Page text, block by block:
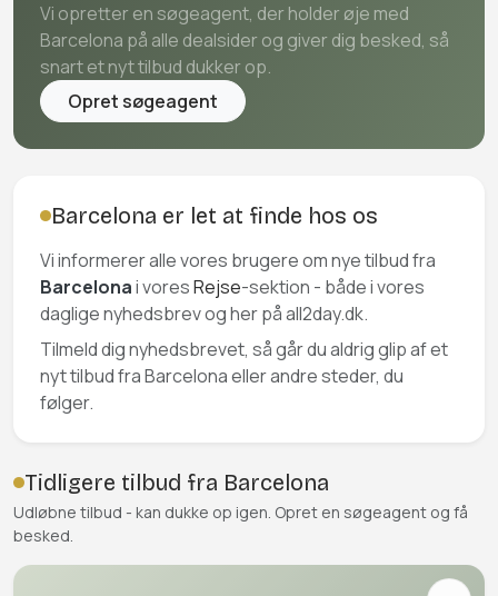
Vi opretter en søgeagent, der holder øje med
Barcelona på alle dealsider og giver dig besked, så
snart et nyt tilbud dukker op.
Opret søgeagent
Barcelona er let at finde hos os
Vi informerer alle vores brugere om nye tilbud fra
Barcelonai voresRejse-sektion - både i vores
daglige nyhedsbrev og her på all2day.dk.
Tilmeld dig nyhedsbrevet, så går du aldrig glip af et
nyt tilbud fra Barcelona eller andre steder, du
følger.
Tidligere tilbud fra Barcelona
Udløbne tilbud - kan dukke op igen. Opret en søgeagent og få
besked.